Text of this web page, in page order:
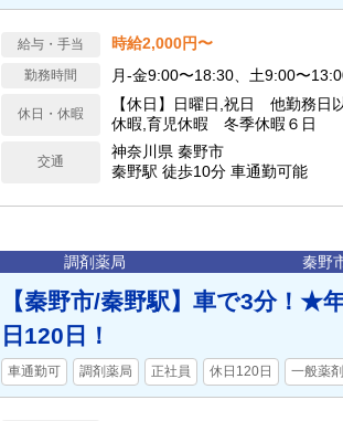
給与・手当 時給2,000円〜
勤務時間 月‐金9:00〜18:30、土9:00〜
休日・休暇
【休日】日曜日,祝日 他勤務日
休暇,育児休暇 冬季休暇６日
交通
神奈川県 秦野市
秦野駅 徒歩10分 車通勤可能
調剤薬局 秦野
【秦野市/秦野駅】車で3分！★
日120日！
車通勤可 調剤薬局 正社員 休日120日 一般薬